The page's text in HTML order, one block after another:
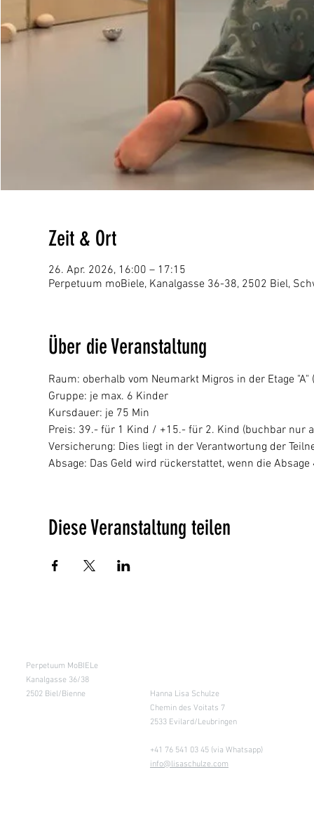
Zeit & Ort
26. Apr. 2026, 16:00 – 17:15
Perpetuum moBiele, Kanalgasse 36-38, 2502 Biel,
Über die Veranstaltung
Raum: oberhalb vom Neumarkt Migros in der Etage "A"
Gruppe: je max. 6 Kinder
Kursdauer: je 75 Min
Preis: 39.- für 1 Kind / +15.- für 2. Kind (buchbar nur
Versicherung: Dies liegt in der Verantwortung der
Absage: Das Geld wird rückerstattet, wenn die
Diese Veranstaltung teilen
Perpetuum MoBIELe
Kanalgasse 36/38
2502 Biel/Bienne
Hanna Lisa Schulze
Chemin des Voitats 7
2533 Evilard/Leubringen
+41 76 541 03 45 (via Whatsapp)
info@lisaschulze.com